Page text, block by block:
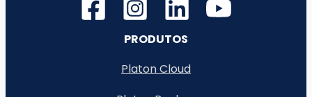
PRODUTOS
Platon Cloud